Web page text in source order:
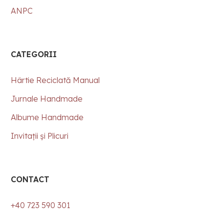
ANPC
CATEGORII
Hârtie Reciclată Manual
Jurnale Handmade
Albume Handmade
Invitații și Plicuri
CONTACT
+40 723 590 301